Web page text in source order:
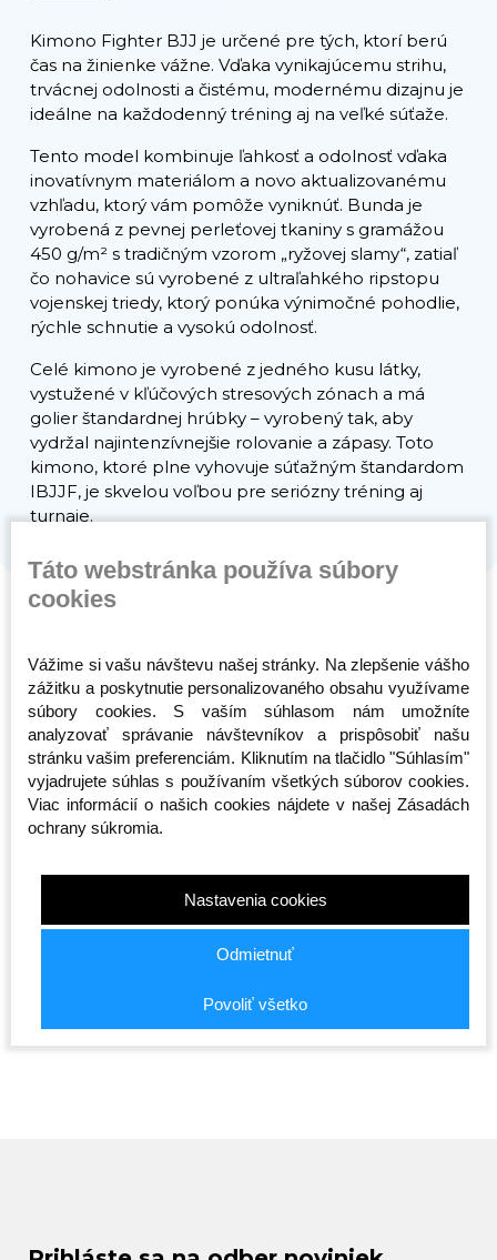
Kimono Fighter BJJ je určené pre tých, ktorí berú
čas na žinienke vážne. Vďaka vynikajúcemu strihu,
trvácnej odolnosti a čistému, modernému dizajnu je
ideálne na každodenný tréning aj na veľké súťaže.
Tento model kombinuje ľahkosť a odolnosť vďaka
inovatívnym materiálom a novo aktualizovanému
vzhľadu, ktorý vám pomôže vyniknúť. Bunda je
vyrobená z pevnej perleťovej tkaniny s gramážou
450 g/m² s tradičným vzorom „ryžovej slamy“, zatiaľ
čo nohavice sú vyrobené z ultraľahkého ripstopu
vojenskej triedy, ktorý ponúka výnimočné pohodlie,
rýchle schnutie a vysokú odolnosť.
Celé kimono je vyrobené z jedného kusu látky,
vystužené v kľúčových stresových zónach a má
golier štandardnej hrúbky – vyrobený tak, aby
vydržal najintenzívnejšie rolovanie a zápasy. Toto
kimono, ktoré plne vyhovuje súťažným štandardom
IBJJF, je skvelou voľbou pre seriózny tréning aj
turnaje.
Súvisiace produkty
Octagon - Predátor 2v1
Taška cez rameno -
Octagon - Sportswear
- čierna
Skladom
20,00 €
Smash -
Táto webstránka používa súbory
cookies
Vážime si vašu návštevu našej stránky. Na zlepšenie vášho
zážitku a poskytnutie personalizovaného obsahu využívame
súbory cookies. S vaším súhlasom nám umožníte
analyzovať správanie návštevníkov a prispôsobiť našu
stránku vašim preferenciám. Kliknutím na tlačidlo "Súhlasím"
vyjadrujete súhlas s používaním všetkých súborov cookies.
Viac informácií o našich cookies nájdete v našej Zásadách
ochrany súkromia.
Nastavenia cookies
Odmietnuť
Povoliť všetko